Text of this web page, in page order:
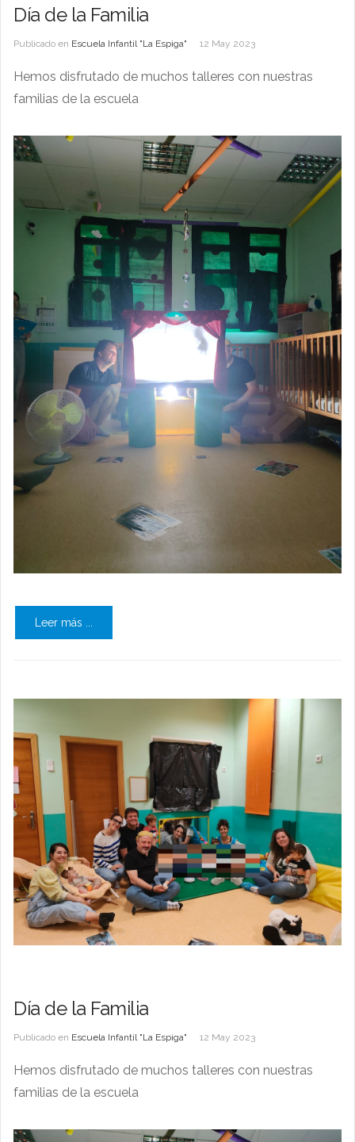
Día de la Familia
Publicado en Escuela Infantil "La Espiga" 12 May 2023
Hemos disfrutado de muchos talleres con nuestras
familias de la escuela
Leer más ...
Día de la Familia
Publicado en Escuela Infantil "La Espiga" 12 May 2023
Hemos disfrutado de muchos talleres con nuestras
familias de la escuela